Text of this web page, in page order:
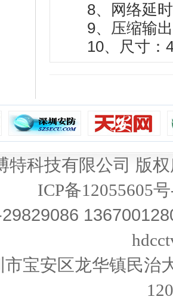
8、网络延时
9、压缩输出
10、尺寸：
特科技有限公司 版
ICP备12055605
市宝安区龙华镇民